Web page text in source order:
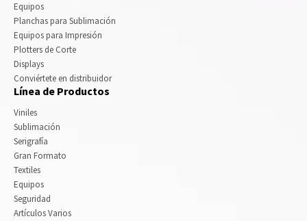
Equipos
Planchas para Sublimación
Equipos para Impresión
Plotters de Corte
Displays
Conviértete en distribuidor
Línea de Productos
Viniles
Sublimación
Serigrafía
Gran Formato
Textiles
Equipos
Seguridad
Artículos Varios